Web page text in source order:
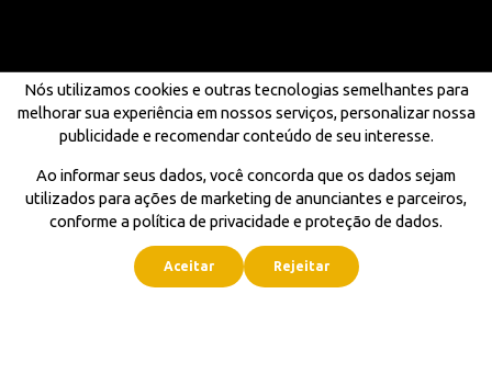
Nós utilizamos cookies e outras tecnologias semelhantes para
melhorar sua experiência em nossos serviços, personalizar nossa
publicidade e recomendar conteúdo de seu interesse.
Ao informar seus dados, você concorda que os dados sejam
utilizados para ações de marketing de anunciantes e parceiros,
conforme a política de privacidade e proteção de dados.
Aceitar Rejeitar